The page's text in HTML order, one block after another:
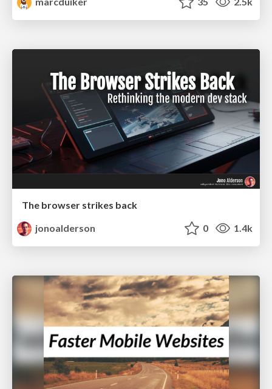
The browser strikes back
jonoalderson
0 1.4k